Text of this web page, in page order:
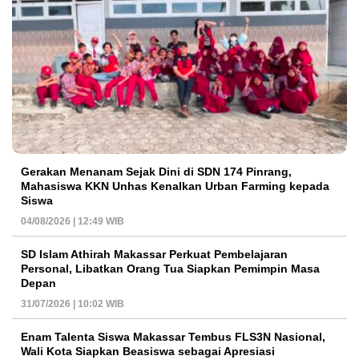
Gerakan Menanam Sejak Dini di SDN 174 Pinrang,
Mahasiswa KKN Unhas Kenalkan Urban Farming kepada
Siswa
04/08/2026 | 12:49 WIB
SD Islam Athirah Makassar Perkuat Pembelajaran
Personal, Libatkan Orang Tua Siapkan Pemimpin Masa
Depan
31/07/2026 | 10:02 WIB
Enam Talenta Siswa Makassar Tembus FLS3N Nasional,
Wali Kota Siapkan Beasiswa sebagai Apresiasi